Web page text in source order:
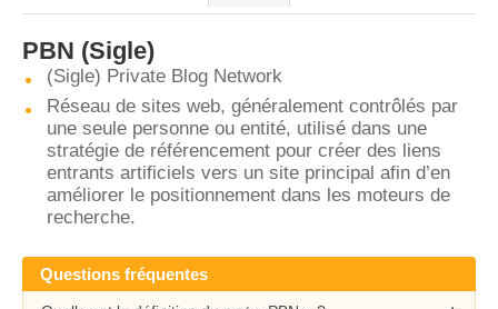
PBN (Sigle)
(Sigle) Private Blog Network
Réseau de sites web, généralement contrôlés par
une seule personne ou entité, utilisé dans une
stratégie de référencement pour créer des liens
entrants artificiels vers un site principal afin d’en
améliorer le positionnement dans les moteurs de
recherche.
Questions fréquentes